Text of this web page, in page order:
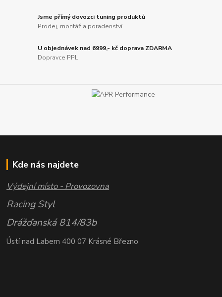
Jsme přímý dovozci tuning produktů
Prodej, montáž a poradenství
U objednávek nad 6999,- kč doprava ZDARMA
Dopravce PPL
Kde nás najdete
Výdejní místo - Provozovna
Racing Styl
Drážďanská 814/83b
Ústí nad Labem 400 07 Krásné Březno